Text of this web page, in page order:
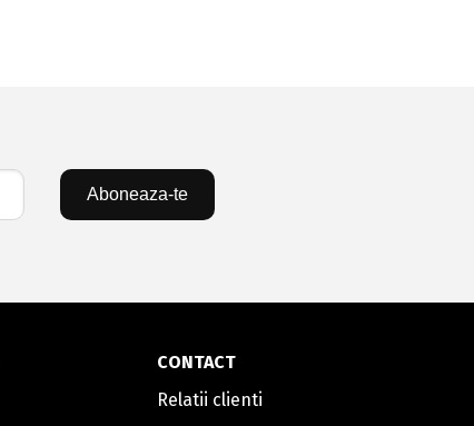
Aboneaza-te
CONTACT
Relatii clienti